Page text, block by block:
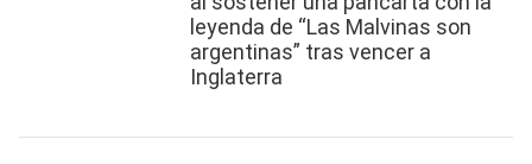
leyenda de “Las Malvinas son
argentinas” tras vencer a
Inglaterra